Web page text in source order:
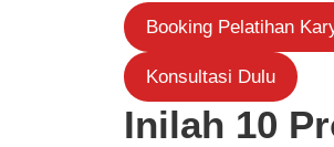
Booking Pelatihan
Konsultasi Dulu
Inilah 10